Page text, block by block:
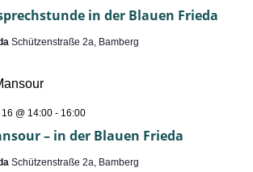
in der Blauen Frieda
Schützenstraße 2a, Bamberg
– in der Blauen Frieda
@ 14:00- 16:00
–
der
Schützenstraße 2a, Bamberg